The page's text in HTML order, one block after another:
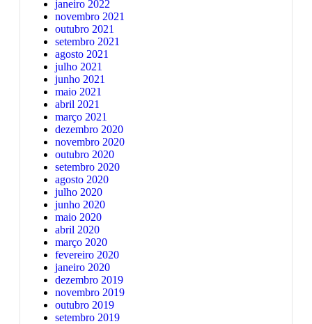
janeiro 2022
novembro 2021
outubro 2021
setembro 2021
agosto 2021
julho 2021
junho 2021
maio 2021
abril 2021
março 2021
dezembro 2020
novembro 2020
outubro 2020
setembro 2020
agosto 2020
julho 2020
junho 2020
maio 2020
abril 2020
março 2020
fevereiro 2020
janeiro 2020
dezembro 2019
novembro 2019
outubro 2019
setembro 2019